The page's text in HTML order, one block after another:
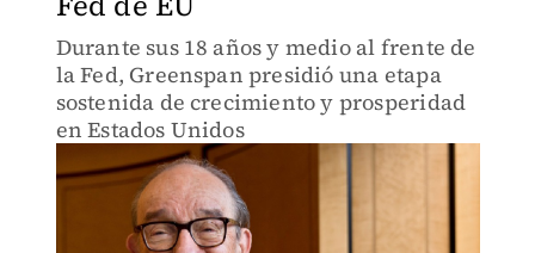
Durante sus 18 años y medio al frente de
la Fed, Greenspan presidió una etapa
sostenida de crecimiento y prosperidad
en Estados Unidos